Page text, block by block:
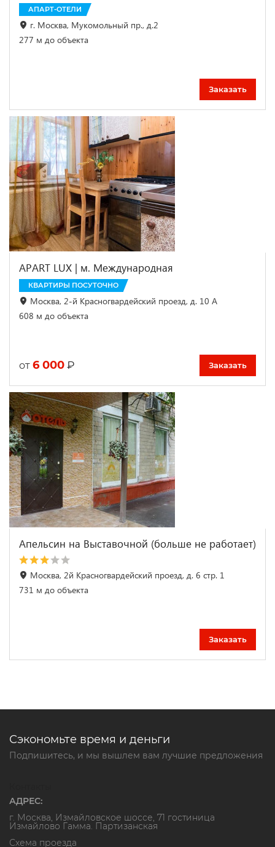
АПАРТ-ОТЕЛИ
г. Москва, Мукомольный пр., д.2
277 м до объекта
Заказать
APART LUX | м. Международная
КВАРТИРЫ ПОСУТОЧНО
Москва, 2-й Красногвардейский проезд, д. 10 А
608 м до объекта
от 6 000 ₽ Заказать
Апельсин на Выставочной (больше не работает)
Москва, 2й Красногвардейский проезд, д. 6 стр. 1
731 м до объекта
Заказать
Сэкономьте время и деньги
Подпишитесь, и мы вышлем вам лучшие предложения
АДРЕС:
г. Москва, Измайловское шоссе, 71 гостиница
Измайлово Гамма. Партизанская
Схема проезда